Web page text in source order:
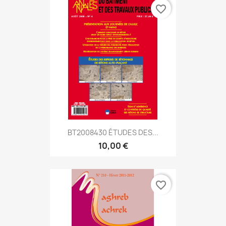
BT2008430 ÉTUDES DES...
10,00 €
favorite_border
favorite_border